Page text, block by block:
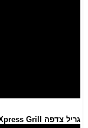
גריל צדפה Xpress Grill תוצרת חברת Garland